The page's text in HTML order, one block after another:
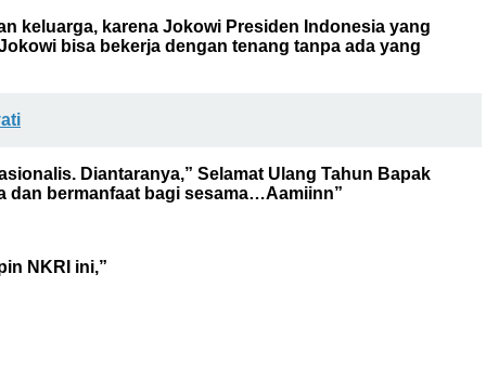
keluarga, karena Jokowi Presiden Indonesia yang
bisa bekerja dengan tenang tanpa ada yang
Diantaranya,” Selamat Ulang Tahun Bapak
dan bermanfaat bagi sesama…Aamiinn”
NKRI ini,”